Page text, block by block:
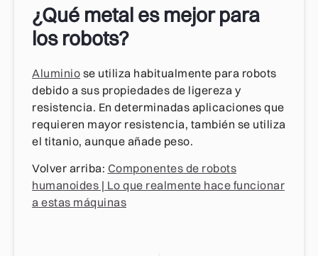
¿Qué metal es mejor para
los robots?
Aluminio se utiliza habitualmente para robots
debido a sus propiedades de ligereza y
resistencia. En determinadas aplicaciones que
requieren mayor resistencia, también se utiliza
el titanio, aunque añade peso.
Volver arriba: Componentes de robots
humanoides | Lo que realmente hace funcionar
a estas máquinas